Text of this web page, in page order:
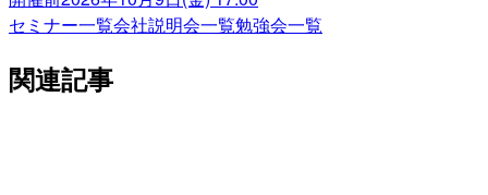
セミナー一覧会社説明会一覧勉強会一覧
関連記事